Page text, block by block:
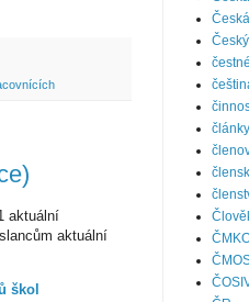
aktuální
aktuální
škol
články